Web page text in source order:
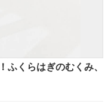
ふくらはぎのむくみ、